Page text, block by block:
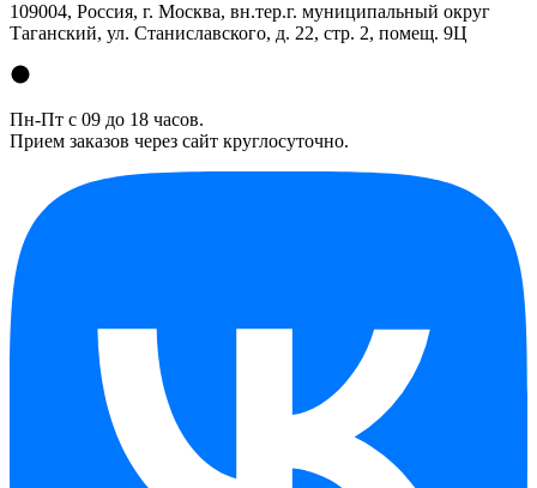
109004, Россия, г. Москва, вн.тер.г. муниципальный округ
Таганский, ул. Станиславского, д. 22, стр. 2, помещ. 9Ц
Пн-Пт с 09 до 18 часов.
Прием заказов через сайт круглосуточно.